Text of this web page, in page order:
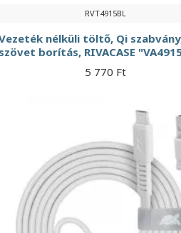
RVT4915BL
nélküli töltő, Qi
szövet borítás, RIVACASE
5 770 Ft